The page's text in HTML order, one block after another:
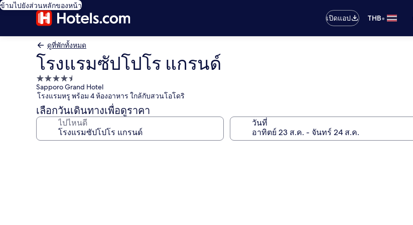
ข้ามไปยังส่วนหลักของหน้า
เปิดแอป
THB•
ดูที่พักทั้งหมด
โรงแรมซัปโปโร แกรนด์
ที่พัก
4.5
ดาว
Sapporo Grand Hotel
โรงแรมหรู พร้อม 4 ห้องอาหาร ใกล้กับสวนโอโดริ
เลือกวันเดินทางเพื่อดูราคา
ไปไหนดี วันที่